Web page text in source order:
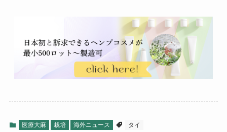
医療大麻 栽培 海外ニュース タイ